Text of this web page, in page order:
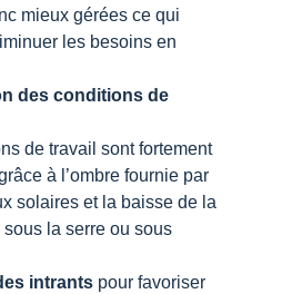
mieux gérées ce qui
les besoins en
des conditions de
de travail sont fortement
à l’ombre fournie par
solaires et la baisse de la
sous la serre ou sous
intrants pour favoriser